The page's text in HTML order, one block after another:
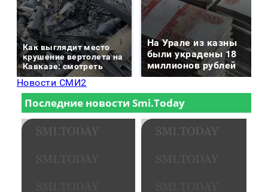
Как выглядит место
крушение вертолета на
Кавказе: смотреть
На Урале из казны
были украдены 18
миллионов рублей
Новости СМИ2